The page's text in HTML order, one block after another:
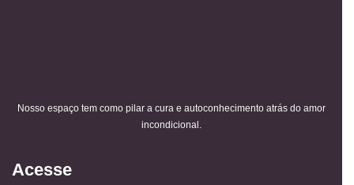
Nosso espaço tem como pilar a cura e autoconhecimento atrás do amor
incondicional.
Acesse